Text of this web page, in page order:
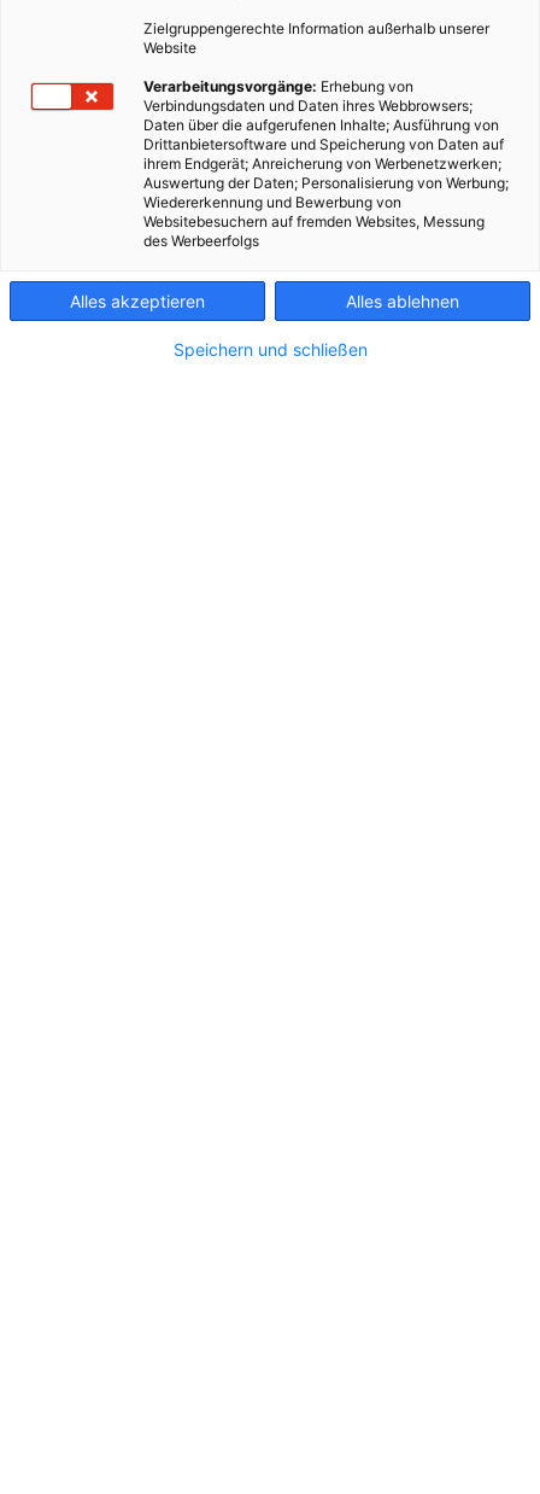
Zielgruppengerechte Information außerhalb unserer
Website
Verarbeitungsvorgänge: Erhebung von
Verbindungsdaten und Daten ihres Webbrowsers;
Daten über die aufgerufenen Inhalte; Ausführung von
Drittanbietersoftware und Speicherung von Daten auf
ihrem Endgerät; Anreicherung von Werbenetzwerken;
Auswertung der Daten; Personalisierung von Werbung;
Wiedererkennung und Bewerbung von
Websitebesuchern auf fremden Websites, Messung
des Werbeerfolgs
Alles akzeptieren Alles ablehnen
Speichern und schließen